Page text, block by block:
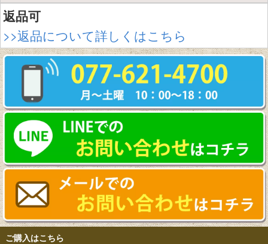
返品可
>>返品について詳しくはこちら
ご購入はこちら